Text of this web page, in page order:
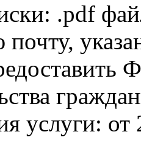
.pdf
почту,
услуги: от